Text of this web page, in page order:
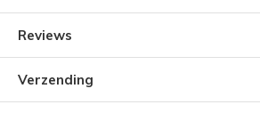
Reviews
Verzending